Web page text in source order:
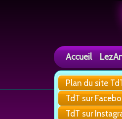
Accueil
Plan du site
TdT sur
TdT sur